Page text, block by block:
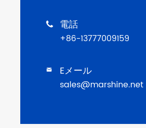
 電話
+86-13777009159
 Eメール
sales@marshine.net